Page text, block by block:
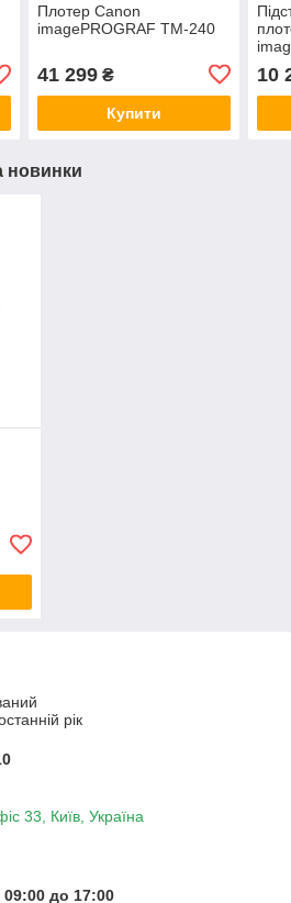
Плотер Canon
imagePROGRAF TM-240
41 299₴
Купити
10
новинки
рік
33, Київ, Україна
до 17:00